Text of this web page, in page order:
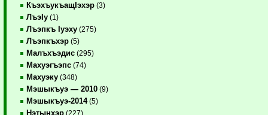
КъэхъукъащIэхэр (3)
ЛъэIу (1)
Лъэпкъ Iуэху (275)
Лъэпкъхэр (5)
Малъхъэдис (295)
Махуэгъэпс (74)
Махуэку (348)
Мэшыкъуэ — 2010 (9)
Мэшыкъуэ-2014(5)
Нэтынхэр (227)